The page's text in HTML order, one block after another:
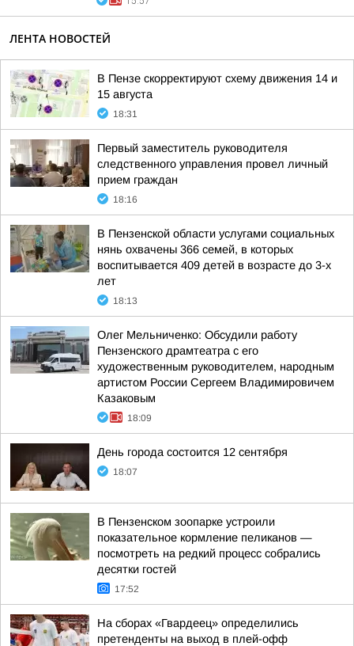
ЛЕНТА НОВОСТЕЙ
В Пензе скорректируют схему движения 14 и
15 августа
18:31
Первый заместитель руководителя
следственного управления провел личный
прием граждан
18:16
В Пензенской области услугами социальных
нянь охвачены 366 семей, в которых
воспитывается 409 детей в возрасте до 3-х
лет
18:13
Олег Мельниченко: Обсудили работу
Пензенского драмтеатра с его
художественным руководителем, народным
артистом России Сергеем Владимировичем
Казаковым
18:09
День города состоится 12 сентября
18:07
В Пензенском зоопарке устроили
показательное кормление пеликанов —
посмотреть на редкий процесс собрались
десятки гостей
17:52
На сборах «Гвардеец» определились
претенденты на выход в плей-офф